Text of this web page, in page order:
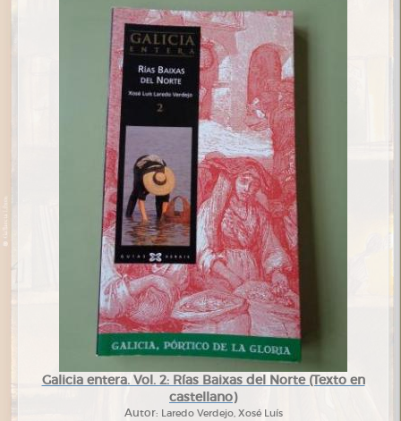
Galicia entera. Vol. 2: Rías Baixas del Norte (Texto en
castellano)
Autor: Laredo Verdejo, Xosé Luís